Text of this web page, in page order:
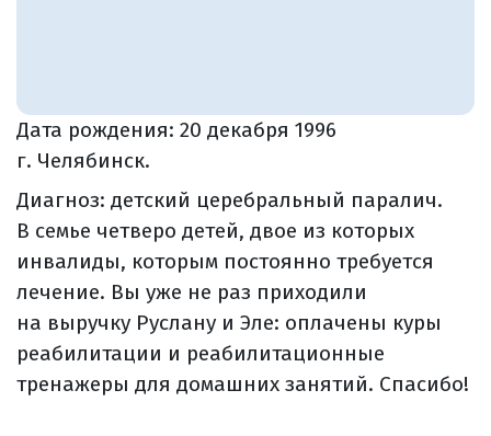
Дата рождения: 20 декабря 1996
г. Челябинск.
Диагноз: детский церебральный паралич.
В семье четверо детей, двое из которых
инвалиды, которым постоянно требуется
лечение. Вы уже не раз приходили
на выручку Руслану и Эле: оплачены куры
реабилитации и реабилитационные
тренажеры для домашних занятий. Спасибо!